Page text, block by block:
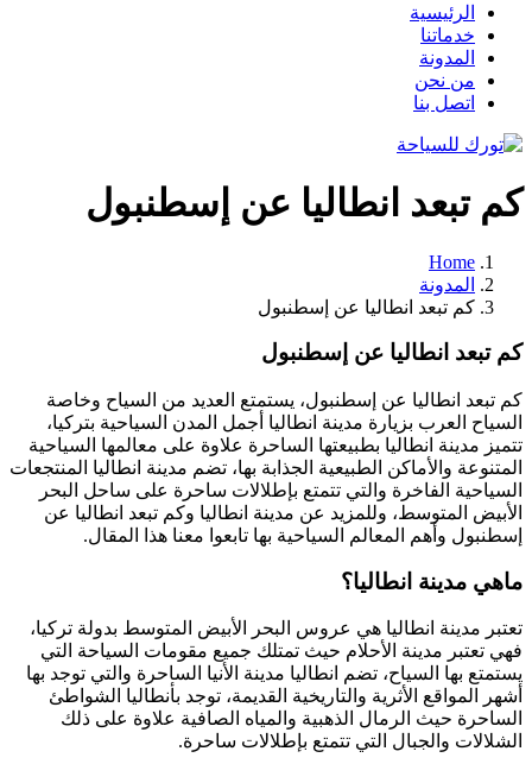
الرئيسية
خدماتنا
المدونة
من نحن
اتصل بنا
كم تبعد انطاليا عن إسطنبول
Home
المدونة
كم تبعد انطاليا عن إسطنبول
كم تبعد انطاليا عن إسطنبول
كم تبعد انطاليا عن إسطنبول، يستمتع العديد من السياح وخاصة
السياح العرب بزيارة مدينة انطاليا أجمل المدن السياحية بتركيا،
تتميز مدينة انطاليا بطبيعتها الساحرة علاوة على معالمها السياحية
المتنوعة والأماكن الطبيعية الجذابة بها، تضم مدينة انطاليا المنتجعات
السياحية الفاخرة والتي تتمتع بإطلالات ساحرة على ساحل البحر
الأبيض المتوسط، وللمزيد عن مدينة انطاليا وكم تبعد انطاليا عن
إسطنبول وأهم المعالم السياحية بها تابعوا معنا هذا المقال.
ماهي مدينة انطاليا؟
تعتبر مدينة انطاليا هي عروس البحر الأبيض المتوسط بدولة تركيا،
فهي تعتبر مدينة الأحلام حيث تمتلك جميع مقومات السياحة التي
يستمتع بها السياح، تضم انطاليا مدينة الأنيا الساحرة والتي توجد بها
أشهر المواقع الأثرية والتاريخية القديمة، توجد بأنطاليا الشواطئ
الساحرة حيث الرمال الذهبية والمياه الصافية علاوة على ذلك
الشلالات والجبال التي تتمتع بإطلالات ساحرة.